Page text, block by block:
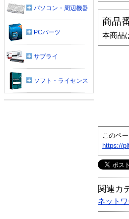
商品
本商品
このペー
https://
関連カ
ネットワ
パソコン・周辺機器
PCパーツ
サプライ
ソフト・ライセンス